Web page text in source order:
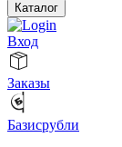
Каталог
Вход
Заказы
Базисрубли